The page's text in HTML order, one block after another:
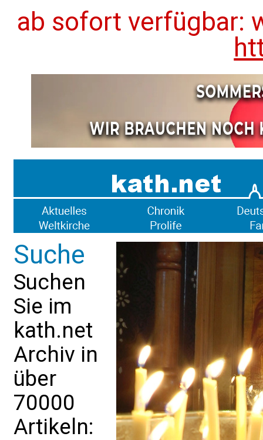
ab sofort verfügbar:
Suche
Suchen
Sie im
kath.net
Archiv in
über
70000
Artikeln: